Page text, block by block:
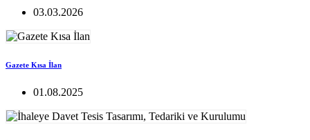
03.03.2026
Gazete Kısa İlan
01.08.2025